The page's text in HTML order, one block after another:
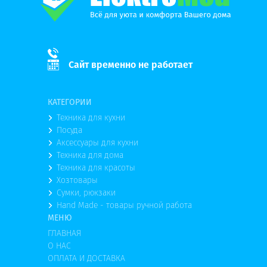
Сайт временно не работает
КАТЕГОРИИ
Техника для кухни
Посуда
Аксессуары для кухни
Техника для дома
Техника для красоты
Хозтовары
Сумки, рюкзаки
Hand Made - товары ручной работа
МЕНЮ
ГЛАВНАЯ
О НАС
ОПЛАТА И ДОСТАВКА